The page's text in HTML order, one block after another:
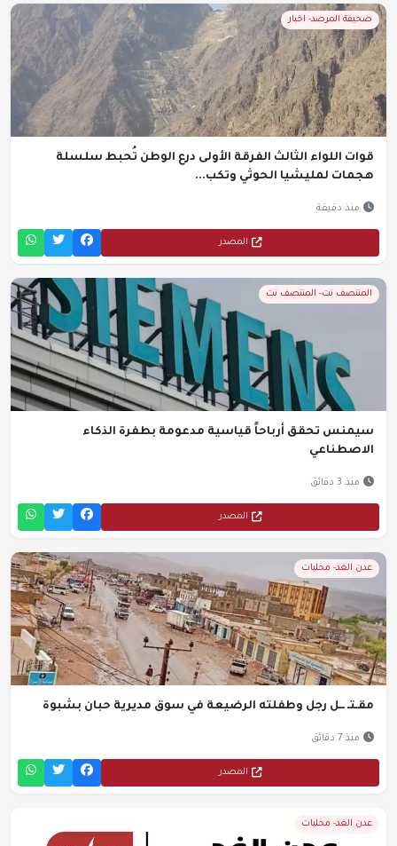
صحيفة المرصد- اخبار
قوات اللواء الثالث الفرقة الأولى درع الوطن تُحبط سلسلة
هجمات لمليشيا الحوثي وتكب...
منذ دقيقة
المصدر
المنتصف نت- المنتصف نت
سيمنس تحقق أرباحاً قياسية مدعومة بطفرة الذكاء
الاصطناعي
منذ 3 دقائق
المصدر
عدن الغد- محليات
مقـتـ ــل رجل وطفلته الرضيعة في سوق مديرية حبان بشبوة
منذ 7 دقائق
المصدر
عدن الغد- محليات